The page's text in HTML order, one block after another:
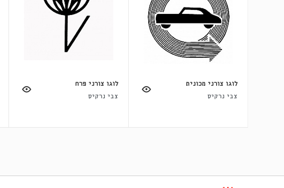
לוגו צורני מכונית
צבי נרקיס
לוגו צורני פרח
צבי נרקיס